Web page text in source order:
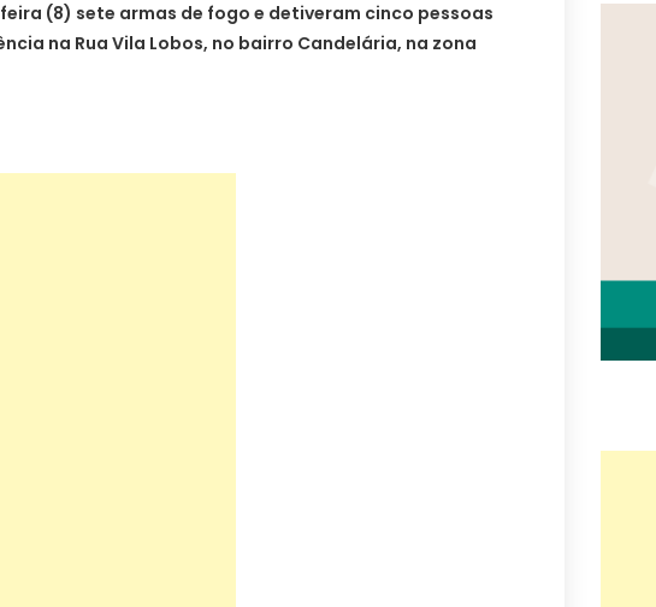
(8) sete armas de fogo e detiveram cinco pessoas
na Rua Vila Lobos, no bairro Candelária, na zona